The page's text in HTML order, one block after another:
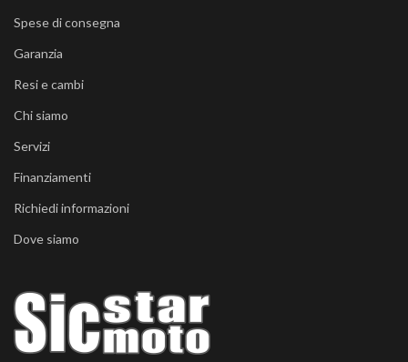
Spese di consegna
Garanzia
Resi e cambi
Chi siamo
Servizi
Finanziamenti
Richiedi informazioni
Dove siamo